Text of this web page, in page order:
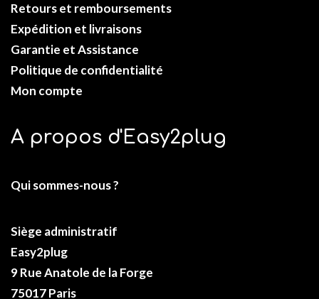
Retours et remboursements
Expédition et livraisons
Garantie et Assistance
Politique de confidentialité
Mon compte
A propos d'Easy2plug
Qui sommes-nous ?
Siège administratif
Easy2plug
9 Rue Anatole de la Forge
75017 Paris